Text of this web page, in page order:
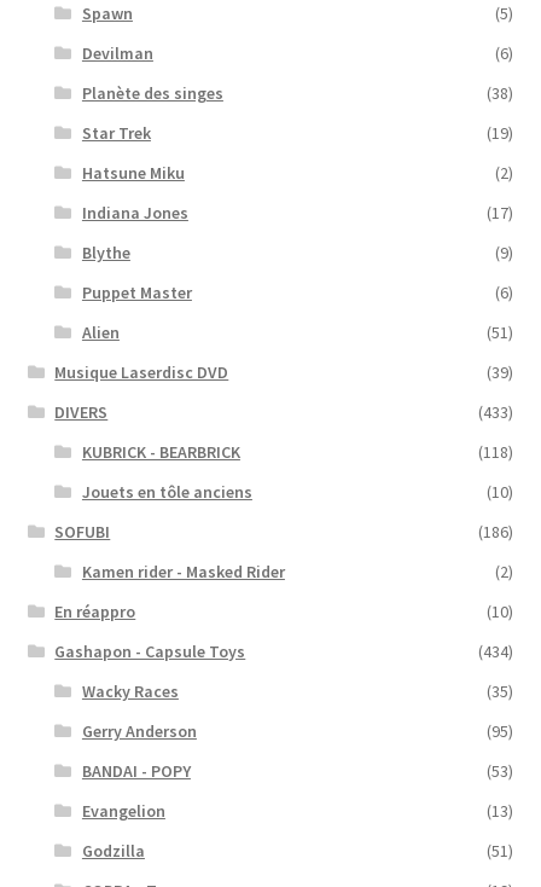
Spawn
(5)
Devilman
(6)
Planète des singes
(38)
Star Trek
(19)
Hatsune Miku
(2)
Indiana Jones
(17)
Blythe
(9)
Puppet Master
(6)
Alien
(51)
Musique Laserdisc DVD
(39)
DIVERS
(433)
KUBRICK - BEARBRICK
(118)
Jouets en tôle anciens
(10)
SOFUBI
(186)
Kamen rider - Masked Rider
(2)
En réappro
(10)
Gashapon - Capsule Toys
(434)
Wacky Races
(35)
Gerry Anderson
(95)
BANDAI - POPY
(53)
Evangelion
(13)
Godzilla
(51)